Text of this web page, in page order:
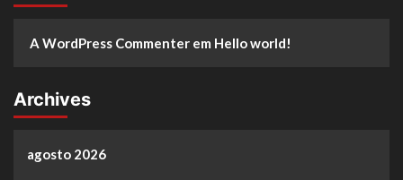
A WordPress Commenter em Hello world!
Archives
agosto 2026